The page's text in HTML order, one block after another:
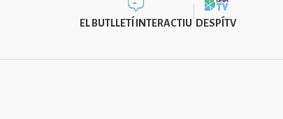
EL BUTLLETÍ INTERACTIU DESPÍTV